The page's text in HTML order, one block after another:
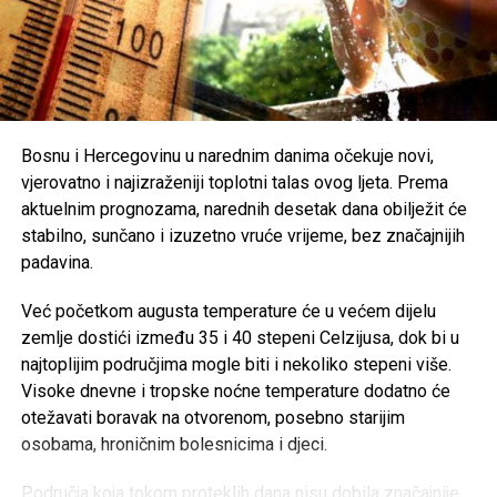
spreman žrtvovati doslovce sve za svoje ideale:
„Bio sam musliman i to ću i ostati. Osjećao sam se borcem
za stvar islama u svijetu i time ću se osjećati do kraja
života. Jer, islam je za mene drugo ime za sve što je lijepo
i plemenito i ime za obećanje ili nadu u bolju budućnost
muslimanskih naroda, za njihov život u dostojanstvu i
slobodi, jednom riječju, za sve ono za što je po mom
uvjerenju bilo vrijedno živjeti.“
Alija Izetbegović je nedvosmisleno jedan od najvećih
državnika i mislilaca modernog bosanskohercegovačkog
doba, prvenstveno simbolizira borbu Bosne i Hercegovine
za njenu opstojnost, afirmaciju bošnjačkog nacionalnog
identiteta, borbu za demokratiju, ljudska prava, i slobodu
svakog čovjeka.
Po izlasku iz zatvora na poziv svog prijatelja Adila
Zulfikarpasica odlazi u Zürich. Godine 1989.
Poseban oprez savjetuje sestarijim osobama, djeci,
hroničnim bolesnicima i svima koji rade na otvorenom
,
uz preporuku da se pridržavaju savjeta ljekara i, ukoliko je
moguće, borave u rashlađenim prostorijama tokom
najtoplijeg dijela dana.
Share Post
Share
Tweet Share
Bosnu i Hercegovinu u narednim danima očekuje novi,
vjerovatno i najizraženiji toplotni talas ovog ljeta. Prema
aktuelnim prognozama, narednih desetak dana obilježit će
stabilno, sunčano i izuzetno vruće vrijeme, bez značajnijih
padavina.
Već početkom augusta temperature će u većem dijelu
zemlje dostići između 35 i 40 stepeni Celzijusa, dok bi u
najtoplijim područjima mogle biti i nekoliko stepeni više.
Visoke dnevne i tropske noćne temperature dodatno će
otežavati boravak na otvorenom, posebno starijim
osobama, hroničnim bolesnicima i djeci.